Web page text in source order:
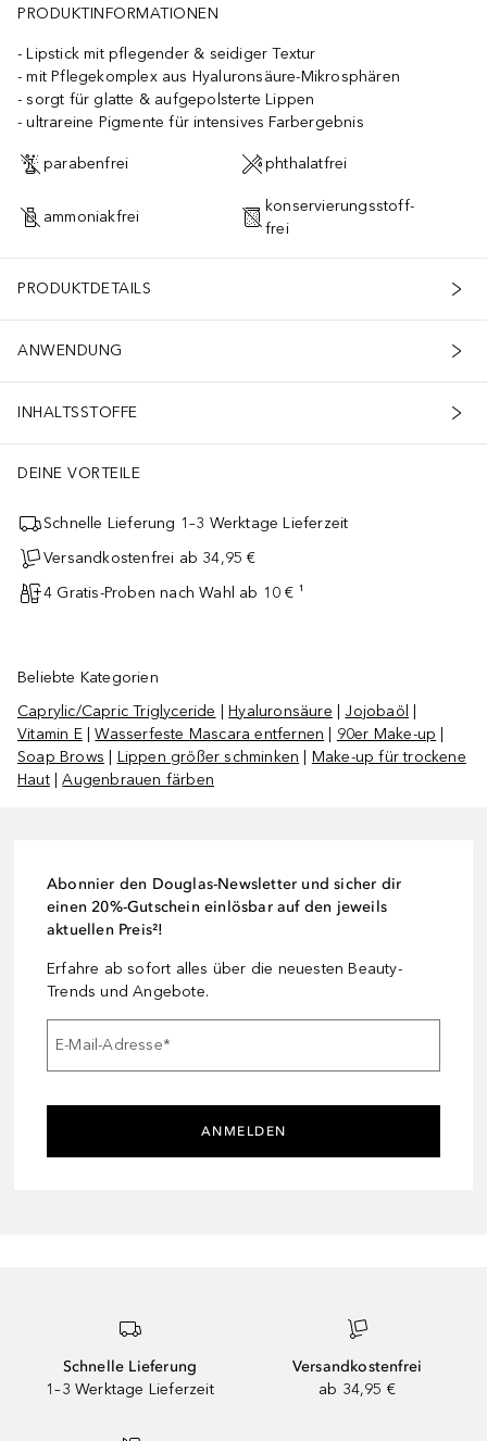
PRODUKTINFORMATIONEN
Lipstick mit pflegender & seidiger Textur
mit Pflegekomplex aus Hyaluronsäure-Mikrosphären
sorgt für glatte & aufgepolsterte Lippen
ultrareine Pigmente für intensives Farbergebnis
parabenfrei phthalatfrei
ammoniakfrei
konservierungsstoff-
frei
PRODUKTDETAILS
ANWENDUNG
INHALTSSTOFFE
DEINE VORTEILE
Schnelle Lieferung 1–3 Werktage Lieferzeit
Versandkostenfrei ab 34,95 €
4 Gratis-Proben nach Wahl ab 10 € ¹
Beliebte Kategorien
Caprylic/Capric Triglyceride |Hyaluronsäure |Jojobaöl
Vitamin E|Wasserfeste Mascara entfernen 90er Make-up
Soap Brows
Lippen größer schminken
Make-up für trockene
Haut|Augenbrauen färben
Abonnier den Douglas-Newsletter und sicher dir
einen 20%-Gutschein einlösbar auf den jeweils
aktuellen Preis²!
Erfahre ab sofort alles über die neuesten Beauty-
Trends und Angebote.
E-Mail-Adresse*
ANMELDEN
Schnelle Lieferung
1–3 Werktage Lieferzeit
Versandkostenfrei
ab 34,95 €